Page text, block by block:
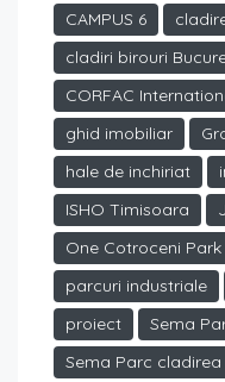
CAMPUS 6
cladiri birouri
CORFAC
ghid imobiliar
hale de inchiriat
ISHO Timisoara
One Cotroceni Park
parcuri industriale
proiect
Sema
Sema Parc